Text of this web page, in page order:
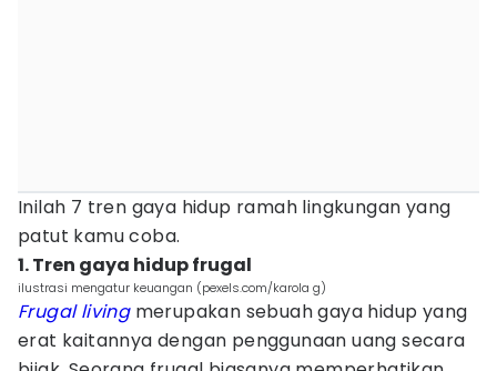
Inilah 7 tren gaya hidup ramah lingkungan yang
patut kamu coba.
1. Tren gaya hidup frugal
ilustrasi mengatur keuangan (pexels.com/karola g)
Frugal livingmerupakan sebuah gaya hidup yang
erat kaitannya dengan penggunaan uang secara